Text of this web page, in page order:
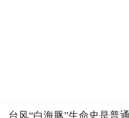
台风“白海豚”生命史是普通